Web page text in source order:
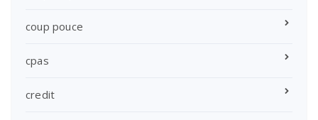
coup pouce
cpas
credit